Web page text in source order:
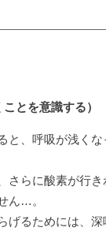
とを意識する）
と、呼吸が浅く
さらに酸素が行
ん…。
げるためには、